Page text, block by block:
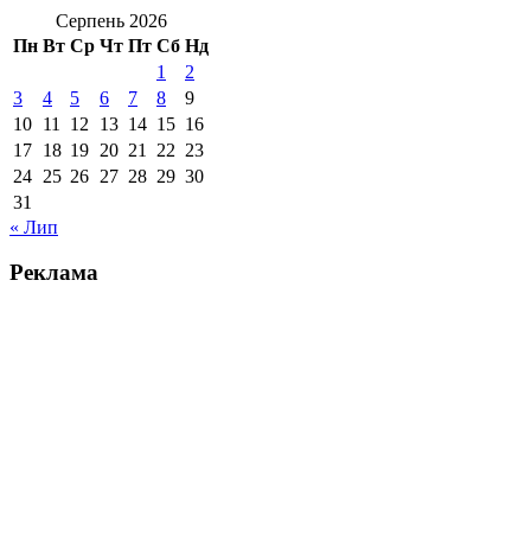
Серпень 2026
Пн Вт Ср Чт Пт Сб Нд
1
2
3
4 5 6 7 8
9
10 11 12 13 14 15 16
17 18 19 20 21 22 23
24 25 26 27 28 29 30
31
« Лип
Реклама